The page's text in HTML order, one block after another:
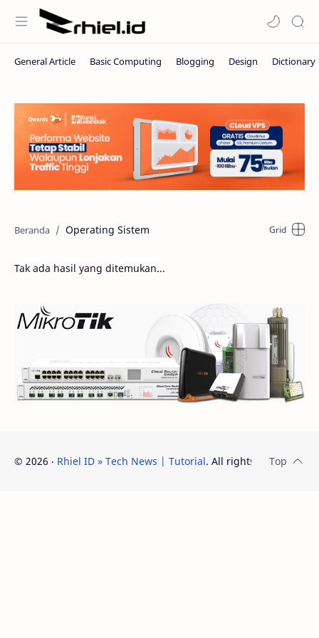
Operating Sistem
Tak ada hasil yang ditemukan...
© 2026 ‧ Rhiel ID » Tech News | Tutorial. All rights reserved.